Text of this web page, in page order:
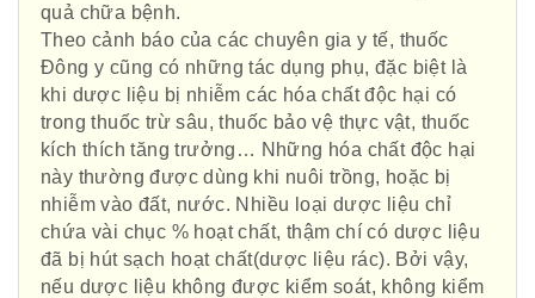
quả chữa bệnh.
Theo cảnh báo của các chuyên gia y tế, thuốc
Đông y cũng có những tác dụng phụ, đặc biệt là
khi dược liệu bị nhiễm các hóa chất độc hại có
trong thuốc trừ sâu, thuốc bảo vệ thực vật, thuốc
kích thích tăng trưởng… Những hóa chất độc hại
này thường được dùng khi nuôi trồng, hoặc bị
nhiễm vào đất, nước. Nhiều loại dược liệu chỉ
chứa vài chục % hoạt chất, thậm chí có dược liệu
đã bị hút sạch hoạt chất(dược liệu rác). Bởi vậy,
nếu dược liệu không được kiểm soát, không kiểm